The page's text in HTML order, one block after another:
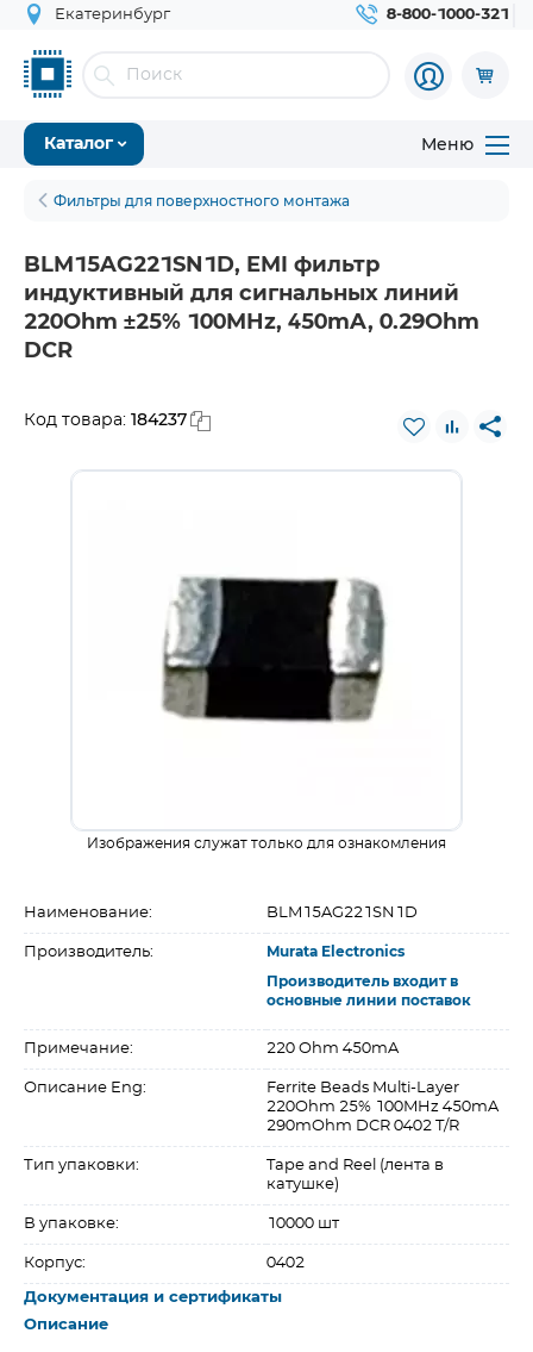
Екатеринбург 8-800-1000-321
Каталог Меню
Фильтры для поверхностного монтажа
BLM15AG221SN1D, EMI фильтр
индуктивный для сигнальных линий
220Ohm ±25% 100MHz, 450mA, 0.29Ohm
DCR
Код товара: 184237
Изображения служат только для ознакомления
Наименование: BLM15AG221SN1D
Производитель: Murata Electronics
Производитель входит в
основные линии поставок
Примечание: 220 Ohm 450mA
Описание Eng:
Ferrite Beads Multi-Layer
220Ohm 25% 100MHz 450mA
290mOhm DCR 0402 T/R
Тип упаковки:
Tape and Reel (лента в
катушке)
В упаковке: 10000 шт
Корпус: 0402
Документация и сертификаты
Описание